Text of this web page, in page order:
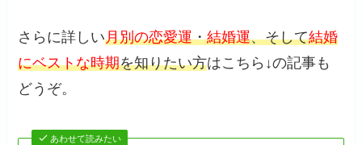
さらに詳しい月別の恋愛運・結婚運、そして結婚
にベストな時期を知りたい方はこちら↓の記事も
どうぞ。
あわせて読みたい